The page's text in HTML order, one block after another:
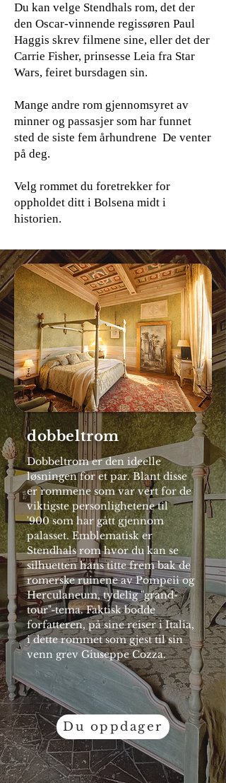
Du kan velge Stendhals rom, det der
den Oscar-vinnende regissøren Paul
Haggis skrev filmene sine, eller det der
Carrie Fisher, prinsesse Leia fra Star
Wars, feiret bursdagen sin.
Mange andre rom gjennomsyret av
minner og passasjer som har funnet
sted de siste fem århundrene De venter
på deg.
Velg rommet du foretrekker for
oppholdet ditt i Bolsena midt i
historien.
dobbeltrom
Dobbeltrom er den ideelle
løsningen for et par. Blant disse
er rommene som var vert for de
viktigste personlighetene til
'900 som har gått gjennom
palasset. Emblematisk er
Stendhals rom hvor du kan se
silhuetten hans titte frem bak de
romerske ruinene av Pompeii og
Herculaneum, tydelig "grand-
tour"-tema. Faktisk bodde
forfatteren, på sine reiser i Italia,
i dette rommet som gjest til sin
venn grev Giuseppe Cozza.
Du oppdager